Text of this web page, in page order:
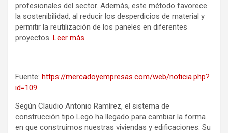
profesionales del sector. Además, este método favorece
la sostenibilidad, al reducir los desperdicios de material y
permitir la reutilización de los paneles en diferentes
proyectos. Leer más
Fuente: https://mercadoyempresas.com/web/noticia.php?
id=109
Según Claudio Antonio Ramírez, el sistema de
construcción tipo Lego ha llegado para cambiar la forma
en que construimos nuestras viviendas y edificaciones. Su